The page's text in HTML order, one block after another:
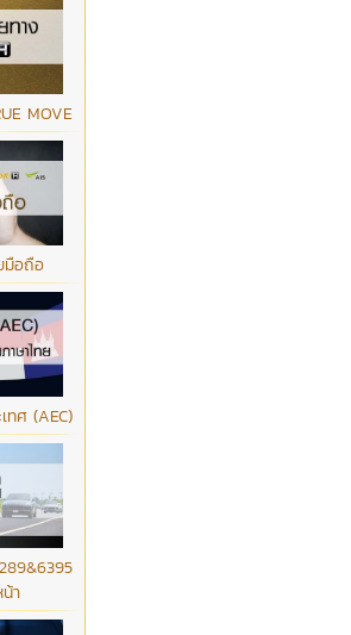
MOVE
มือถือ
ทศ (AEC)
า